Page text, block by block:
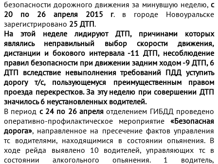
безопасности дорожного движения за минувшую неделю, с
20 по 26 апреля 2015 г. в городе Новоуральске
зарегистрировано 25 ДТП.
На этой неделе лидируют ДТП, причинами которых
являлись неправильный выбор скорости движения,
дистанции и бокового интервала -11 ДТП, несоблюдение
правил безопасности при движении задним ходом -9 ДТП, 6
ДТП вследствие невыполнения требований ПДД уступить
дорогу т/с, пользующемуся преимущественным правом
проезда перекрестков. За эту неделю при совершении ДТП
значилось 6 неустановленных водителей.
В период с 24 по 26 апреля отделением ГИБДД проведено
оперативно-профилактическое мероприятие «Безопасная
дорога», направленное на пресечение фактов управления
тс водителями, находящимися в состоянии опьянения. В
ходе рейда выявлено 10 водителей, управляющих тс в
состоянии алкогольного опьянения. 1 водитель,